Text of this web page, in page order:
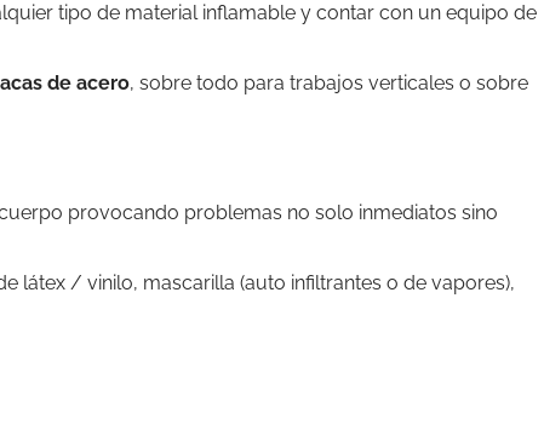
tipo de material inflamable y contar con un equipo de
de acero, sobre todo para trabajos verticales o sobre
provocando problemas no solo inmediatos sino
látex / vinilo, mascarilla (auto infiltrantes o de vapores),